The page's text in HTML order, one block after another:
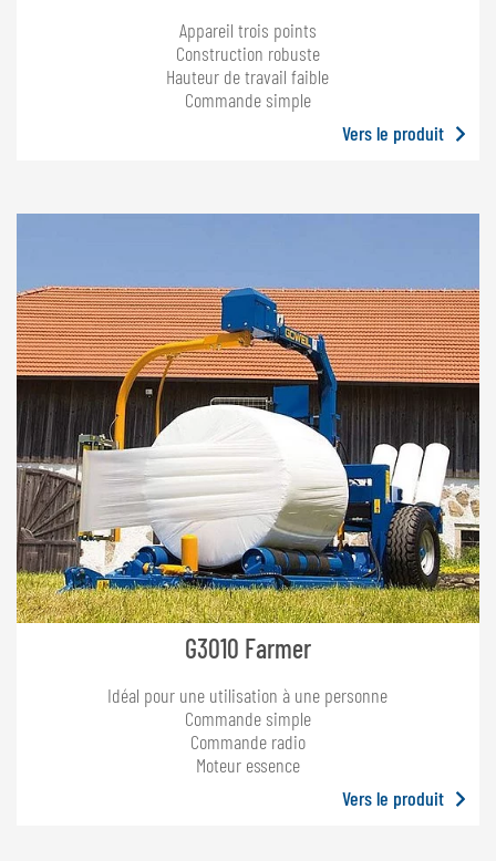
Appareil trois points
Construction robuste
Hauteur de travail faible
Commande simple
Vers le produit
G3010 Farmer
Idéal pour une utilisation à une personne
Commande simple
Commande radio
Moteur essence
Vers le produit